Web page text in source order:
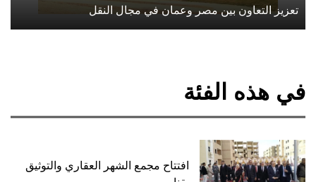
تعزيز التعاون بين مصر وعمان في مجال النقل
في هذه الفئة
افتتاح مجمع الشهر العقاري والتوثيق